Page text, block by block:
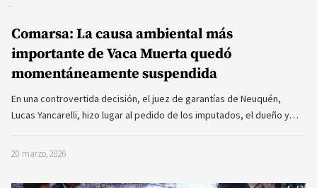
Comarsa: La causa ambiental más
importante de Vaca Muerta quedó
momentáneamente suspendida
En una controvertida decisión, el juez de garantías de Neuquén,
Lucas Yancarelli, hizo lugar al pedido de los imputados, el dueño y…
20 marzo, 2026